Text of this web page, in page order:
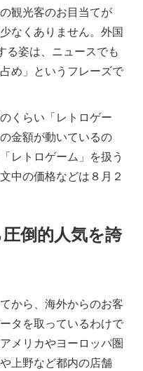
観光客のお目当てが
なくありません。外国
る姿は、ニュースでも
め」というフレーズで
くらい「レトロゲー
金額が動いているの
レトロゲーム」を扱う
中の価格などは８月２
倒的人気を誇
から、海外からのお客
タを取っているわけで
メリカやヨーロッパ圏
上野など都内の店舗